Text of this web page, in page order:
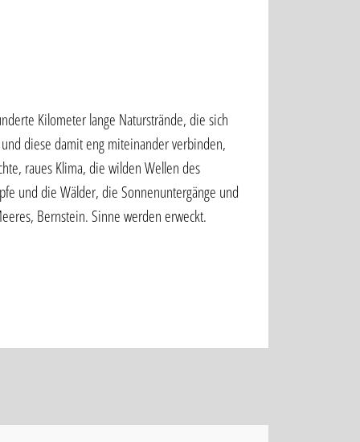
Kilometer lange Naturstrände, die sich
diese damit eng miteinander verbinden,
raues Klima, die wilden Wellen des
und die Wälder, die Sonnenuntergänge und
Bernstein. Sinne werden erweckt.